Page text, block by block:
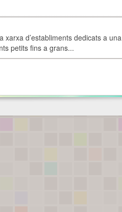
d’establiments dedicats a una
petits fins a grans...